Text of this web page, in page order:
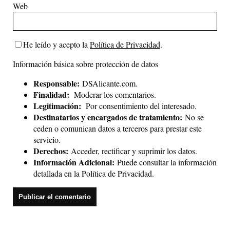
Web
He leído y acepto laPolítica de Privacidad.
Información básica sobre protección de datos
Responsable: DSAlicante.com.
Finalidad: Moderar los comentarios.
Legitimación: Por consentimiento del interesado.
Destinatarios y encargados de tratamiento: No se
ceden o comunican datos a terceros para prestar este
servicio.
Derechos: Acceder, rectificar y suprimir los datos.
Información Adicional: Puede consultar la información
detallada en laPolítica de Privacidad.